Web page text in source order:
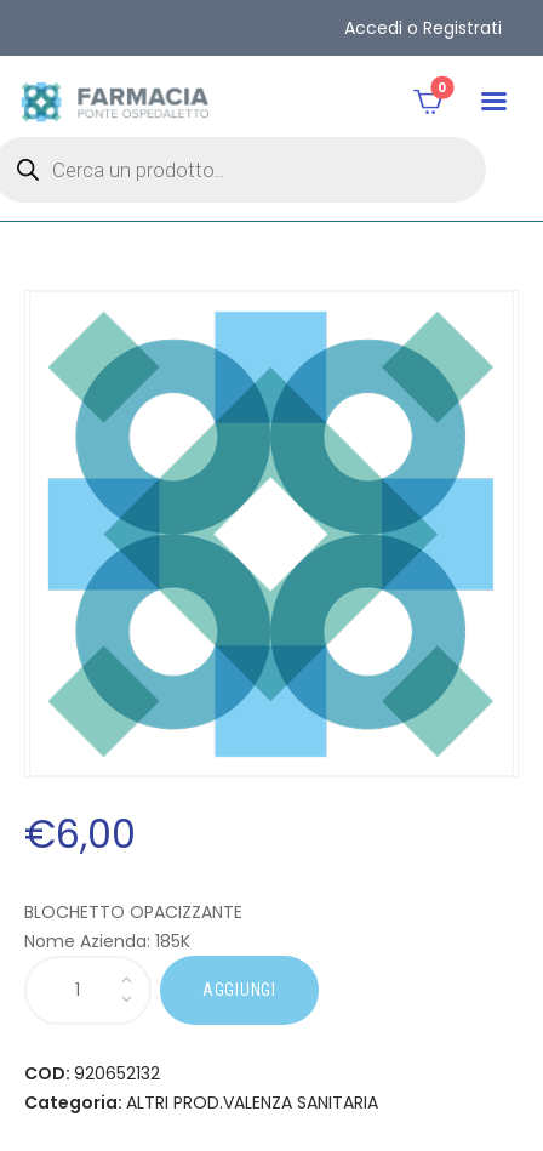
Accedi o Registrati
0
€6,00
BLOCHETTO OPACIZZANTE
Nome Azienda: 185K
AGGIUNGI
COD: 920652132
Categoria: ALTRI PROD.VALENZA SANITARIA